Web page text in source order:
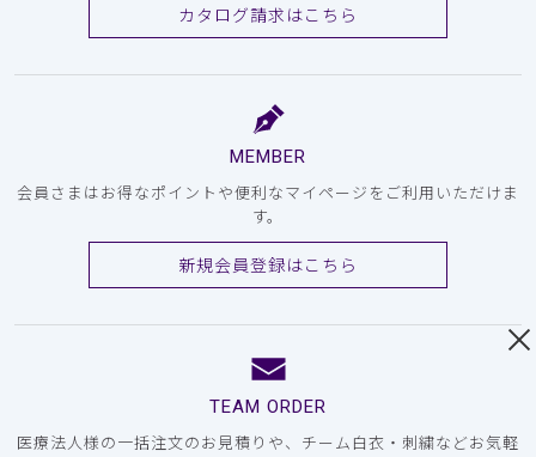
カタログ請求はこちら
MEMBER
会員さまはお得なポイントや便利なマイページをご利用いただけま
す。
新規会員登録はこちら
TEAM ORDER
医療法人様の一括注文のお見積りや、チーム白衣・刺繍などお気軽